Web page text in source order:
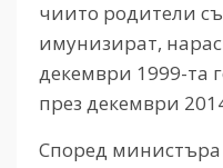
чиито родители
имунизират,
декември 1999-та
през декември
Според министъра